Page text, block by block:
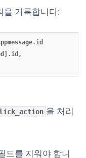
을 기록합니다:
을 처리
드를 지워야 합니